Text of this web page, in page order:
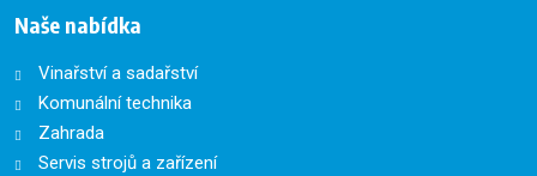
Naše nabídka
Vinařství a sadařství
Komunální technika
Zahrada
Servis strojů a zařízení